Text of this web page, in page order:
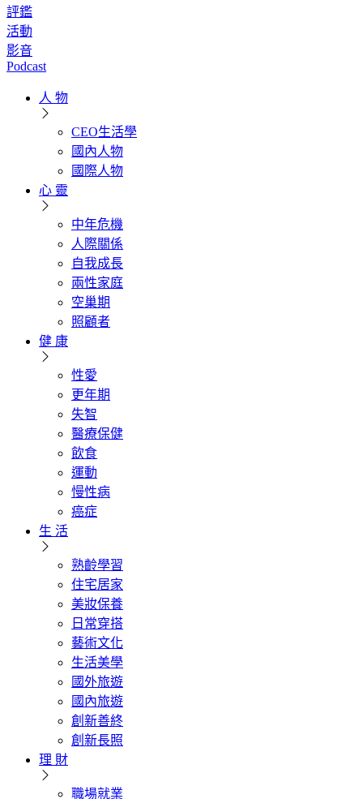
評鑑
活動
影音
Podcast
人 物
CEO生活學
國內人物
國際人物
心 靈
中年危機
人際關係
自我成長
兩性家庭
空巢期
照顧者
健 康
性愛
更年期
失智
醫療保健
飲食
運動
慢性病
癌症
生 活
熟齡學習
住宅居家
美妝保養
日常穿搭
藝術文化
生活美學
國外旅遊
國內旅遊
創新善終
創新長照
理 財
職場就業